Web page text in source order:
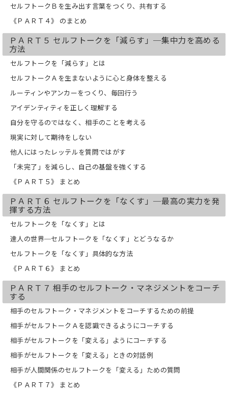
セルフトークＢを生み出す言葉をつくり、共有する
《ＰＡＲＴ４》 のまとめ
ＰＡＲＴ５ セルフトークを「減らす」─集中力を高める
方法
セルフトークを「減らす」とは
セルフトークＡを生まないように心と身体を整える
ルーティンやアンカーをつくり、毎回行う
アイデンティティを正しく理解する
自分を守るのではなく、相手のことを考える
現実に対して期待をしない
他人にはったレッテルを質問ではがす
「未完了」を減らし、自己の基盤を強くする
《ＰＡＲＴ５》 まとめ
ＰＡＲＴ６ セルフトークを「なくす」─最高の実力を発
揮する方法
セルフトークを「なくす」とは
達人の世界─セルフトークを「なくす」とどうなるか
セルフトークを「なくす」具体的な方法
《ＰＡＲＴ６》 まとめ
ＰＡＲＴ７ 相手のセルフトーク・マネジメントをコーチ
する
相手のセルフトーク・マネジメントをコーチするための前提
相手がセルフトークＡを認識できるようにコーチする
相手がセルフトークを「変える」ようにコーチする
相手がセルフトークを「変える」ときの対話例
相手が人間関係のセルフトークを「変える」ための質問
《ＰＡＲＴ７》 まとめ